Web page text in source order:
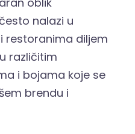
nalazi u
restoranima diljem
različitim
i bojama koje se
brendu i